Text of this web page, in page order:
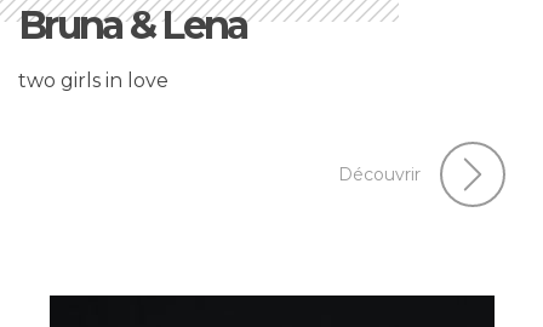
Bruna & Lena
two girls in love
Découvrir